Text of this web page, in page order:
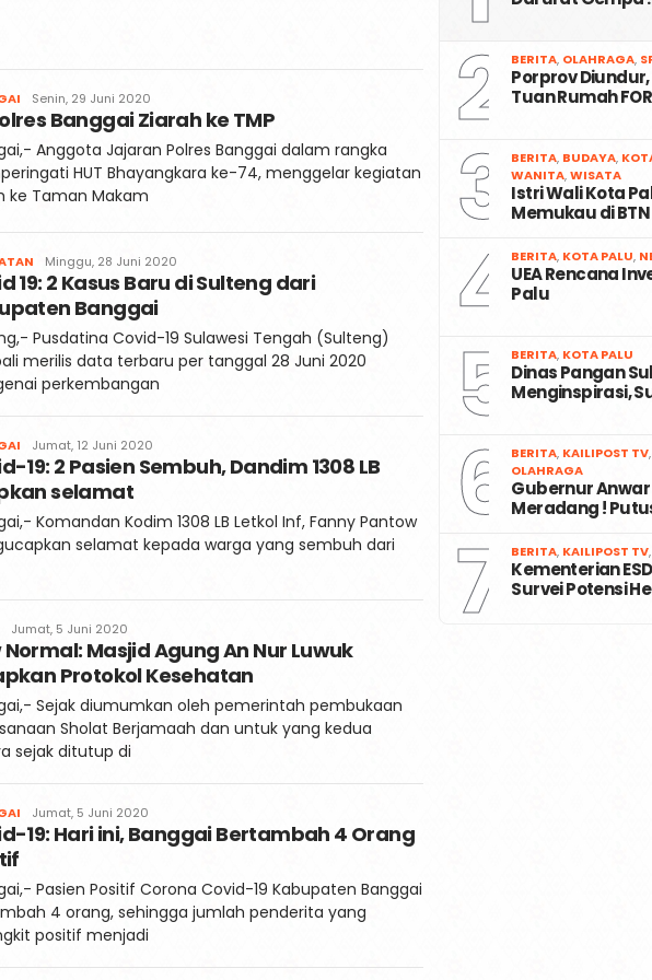
Faqih
Senin, 29 Juni 2020
Banggai Ziarah ke TMP
Anggota Jajaran Polres Banggai dalam rangka
HUT Bhayangkara ke-74, menggelar kegiatan
ke Taman Makam
Faqih
Minggu, 28 Juni 2020
19: 2 Kasus Baru di Sulteng dari
Banggai
Pusdatina Covid-19 Sulawesi Tengah (Sulteng)
merilis data terbaru per tanggal 28 Juni 2020
perkembangan
Faqih
Jumat, 12 Juni 2020
19: 2 Pasien Sembuh, Dandim 1308 LB
selamat
Komandan Kodim 1308 LB Letkol Inf, Fanny Pantow
selamat kepada warga yang sembuh dari
Faqih
Jumat, 5 Juni 2020
Normal: Masjid Agung An Nur Luwuk
Protokol Kesehatan
Sejak diumumkan oleh pemerintah pembukaan
Sholat Berjamaah dan untuk yang kedua
sejak ditutup di
Faqih
Jumat, 5 Juni 2020
19: Hari ini, Banggai Bertambah 4 Orang
Pasien Positif Corona Covid-19 Kabupaten Banggai
4 orang, sehingga jumlah penderita yang
positif menjadi
2 BERITA, OLAHRAGA,
Porprov
Tuan Rumah
3 BERITA, BUDAYA,
WANITA,WISATA
Istri Wali Kota
Memukau di
4 BERITA, KOTA PALU,
UEA Rencana
Palu
5 BERITA, KOTA PALU
Dinas Pangan
Menginspirasi,
6 BERITA, KAILIPOST TV,
OLAHRAGA
Gubernur
Meradang !
7 BERITA, KAILIPOST TV,
Kementerian
Survei Potensi